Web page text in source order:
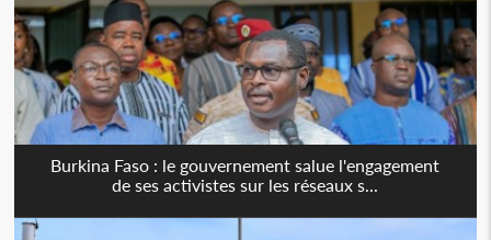
Burkina Faso : le gouvernement salue l'engagement
de ses activistes sur les réseaux s...